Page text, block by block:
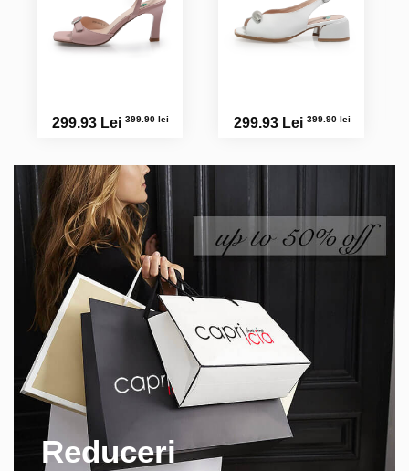
299.93 Lei399.90 lei 299.93 Lei399.90 lei
Reduceri